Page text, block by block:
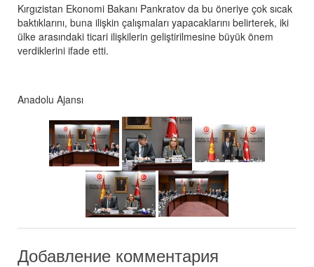
Kırgızistan Ekonomi Bakanı Pankratov da bu öneriye çok sıcak
baktıklarını, buna ilişkin çalışmaları yapacaklarını belirterek, iki
ülke arasındaki ticari ilişkilerin geliştirilmesine büyük önem
verdiklerini ifade etti.
Anadolu Ajansı
Добавление комментария